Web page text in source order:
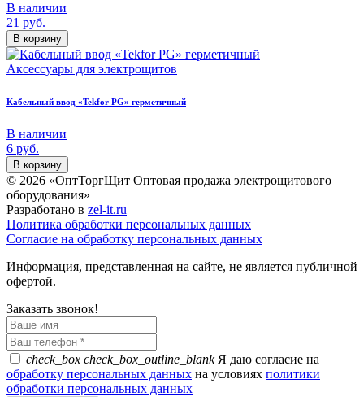
В наличии
21 руб.
В корзину
Аксессуары для электрощитов
Кабельный ввод «Tekfor PG» герметичный
В наличии
6 руб.
В корзину
© 2026 «ОптТоргЩит Оптовая продажа электрощитового
оборудования»
Разработано в zel-it.ru
Политика обработки персональных данных
Согласие на обработку персональных данных
Информация, представленная на сайте, не является публичной
офертой.
Заказать звонок!
check_box check_box_outline_blankЯ даю согласие на
обработку персональных данных на условиях политики
обработки персональных данных